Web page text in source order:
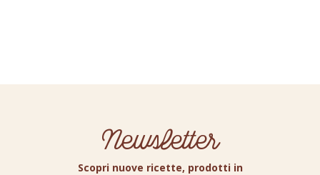
Newsletter
Scopri nuove ricette, prodotti in